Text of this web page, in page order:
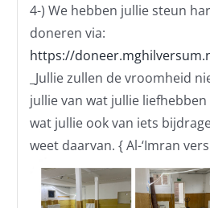
4-) We hebben jullie steun
doneren via:
https://
_Jullie zullen de vroomheid
jullie van wat jullie
wat jullie ook van iets
weet daarvan. { Al-‘Imran vers